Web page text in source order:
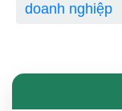
doanh nghiệp